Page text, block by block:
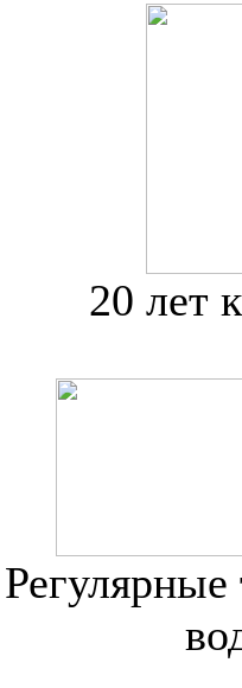
20 лет
Регулярные